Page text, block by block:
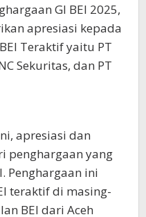
GI BEI 2025,
apresiasi kepada
Teraktif yaitu PT
Sekuritas, dan PT
apresiasi dan
penghargaan yang
Penghargaan ini
teraktif di masing-
BEI dari Aceh